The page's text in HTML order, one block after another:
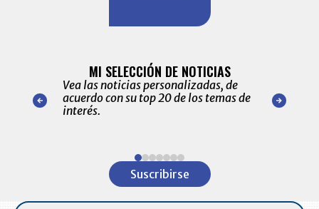
nuestro
para
MI SELECCIÓN DE NOTICIAS
Vea las noticias personalizadas, de
acuerdo con su top 20 de los temas de
interés.
de las
Suscribirse